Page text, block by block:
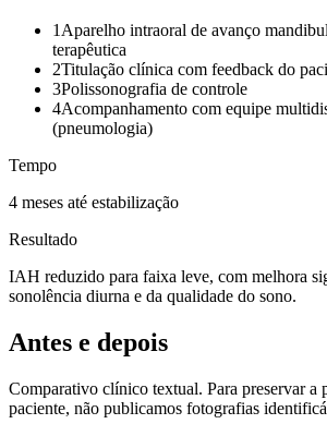
1 Aparelho intraoral de avanço
terapêutica
2Titulação clínica com feedback do
3Polissonografia de controle
4Acompanhamento com equipe
(pneumologia)
Tempo
4 meses até estabilização
Resultado
IAH reduzido para faixa leve, com melhora
sonolência diurna e da qualidade do sono.
Antes e depois
Comparativo clínico textual. Para preservar a
paciente, não publicamos fotografias